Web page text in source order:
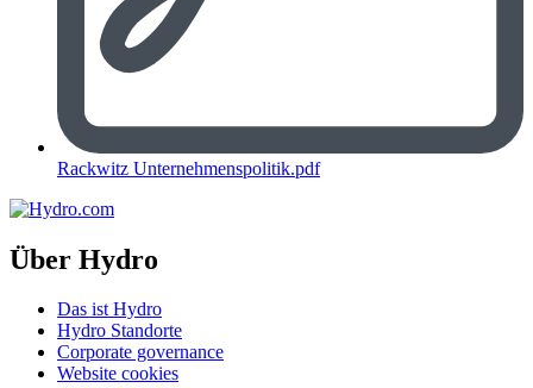
Rackwitz Unternehmenspolitik.pdf
Über Hydro
Das ist Hydro
Hydro Standorte
Corporate governance
Website cookies